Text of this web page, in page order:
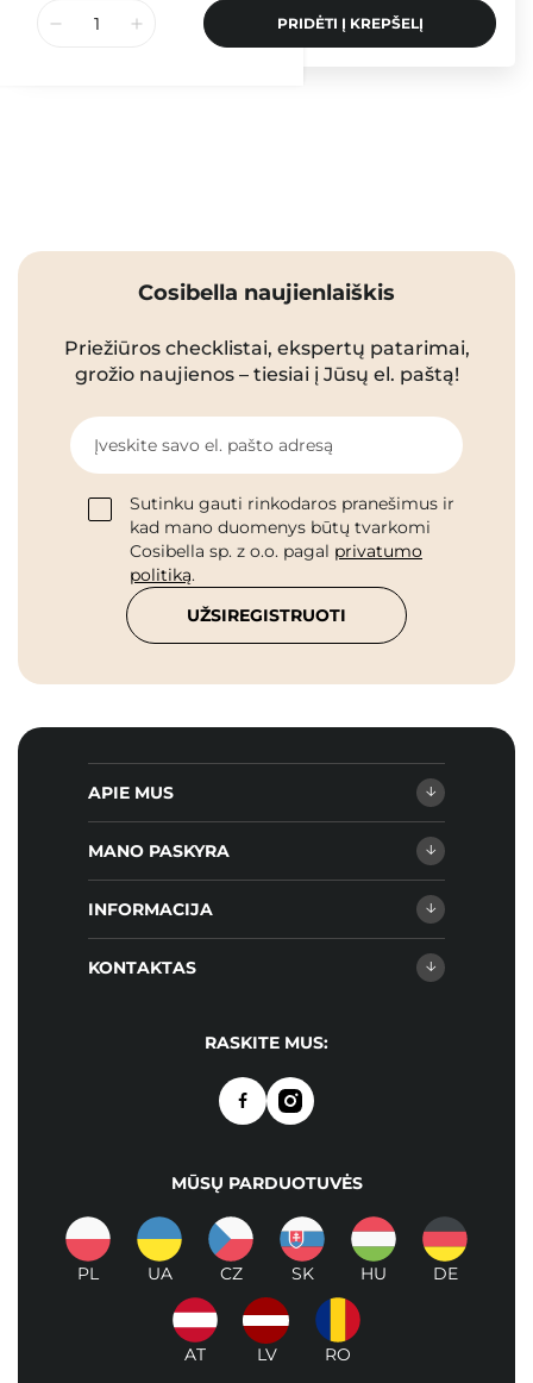
PRIDĖTI Į KREPŠELĮ
Cosibella naujienlaiškis
Priežiūros checklistai, ekspertų patarimai,
grožio naujienos – tiesiai į Jūsų el. paštą!
Įveskite savo el. pašto adresą
Sutinku gauti rinkodaros pranešimus ir
kad mano duomenys būtų tvarkomi
Cosibella sp. z o.o. pagal privatumo
politiką.
UŽSIREGISTRUOTI
APIE MUS
MANO PASKYRA
INFORMACIJA
KONTAKTAS
RASKITE MUS:
MŪSŲ PARDUOTUVĖS
PL UA CZ SK HU DE
AT LV RO